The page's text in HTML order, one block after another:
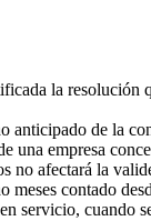
la resolución
de la
empresa
afectará la
contado
servicio, cuando